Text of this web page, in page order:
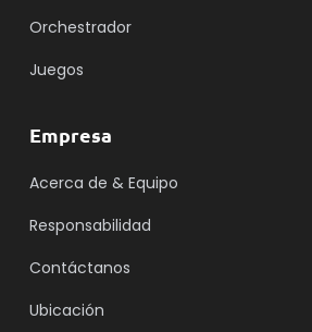
Orchestrador
Juegos
Empresa
Acerca de & Equipo
Responsabilidad
Contáctanos
Ubicación